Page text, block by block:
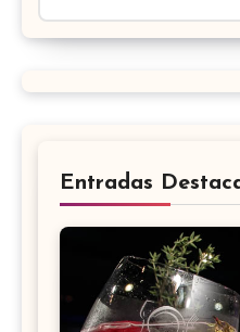
Entradas